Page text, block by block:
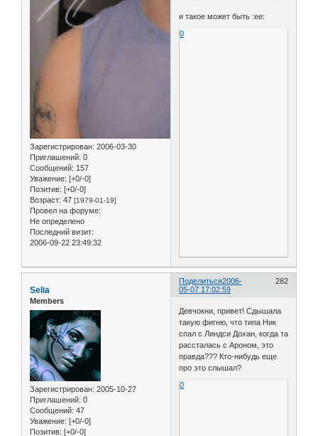
Зарегистрирован: 2006-03-30
Приглашений: 0
Сообщений: 157
Уважение: [+0/-0]
Позитив: [+0/-0]
Возраст: 47 [1979-01-19]
Провел на форуме:
Не определено
Последний визит:
2006-09-22 23:49:32
и такое может быть :ee:
0
Поделиться 282
2006-
05-07 17:02:59
Selia
Members
Зарегистрирован: 2005-10-27
Приглашений: 0
Сообщений: 47
Уважение: [+0/-0]
Позитив: [+0/-0]
Девчокни, привет! Сдышала
такую фигню, что типа Ник
спал с Линдси Дохан, когда та
рассталась с Ароном, это
правда??? Кто-нибудь еще
про это слышал?
0